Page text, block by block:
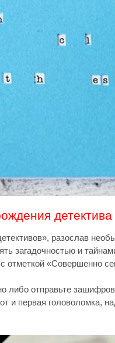
детектива
разослав
загадочностью и
отметкой «Совершенно
либо отправьте
и первая головоломка,